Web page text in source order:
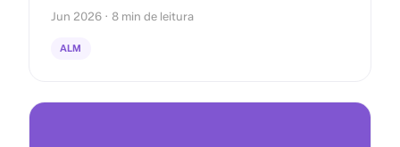
Jun 2026 · 8 min de leitura
ALM